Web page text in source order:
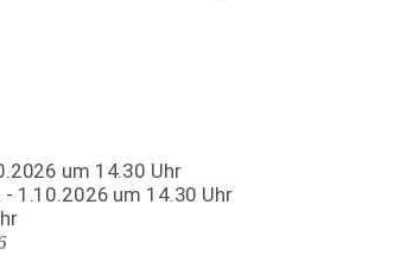
um 14.30 Uhr
- 1.10.2026 um 14.30 Uhr